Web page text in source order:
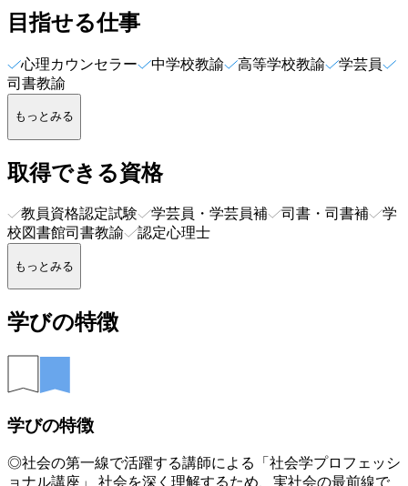
目指せる仕事
心理カウンセラー 中学校教諭 高等学校教諭
学芸員
司書教諭
もっとみる
取得できる資格
教員資格認定試験 学芸員・学芸員補 司書・司書補
学
校図書館司書教諭
認定心理士
もっとみる
学びの特徴
学びの特徴
◎社会の第一線で活躍する講師による「社会学プロフェッシ
ョナル講座」 社会を深く理解するため、実社会の最前線で